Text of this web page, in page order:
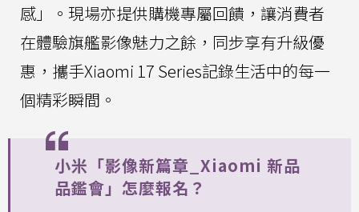
感」。現場亦提供購機專屬回饋，讓消費者
在體驗旗艦影像魅力之餘，同步享有升級優
惠，攜手Xiaomi 17 Series記錄生活中的每一
個精彩瞬間。
小米「影像新篇章_Xiaomi 新品
品鑑會」怎麼報名？